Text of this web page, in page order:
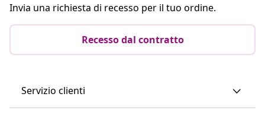
Invia una richiesta di recesso per il tuo ordine.
Recesso dal contratto
Servizio clienti